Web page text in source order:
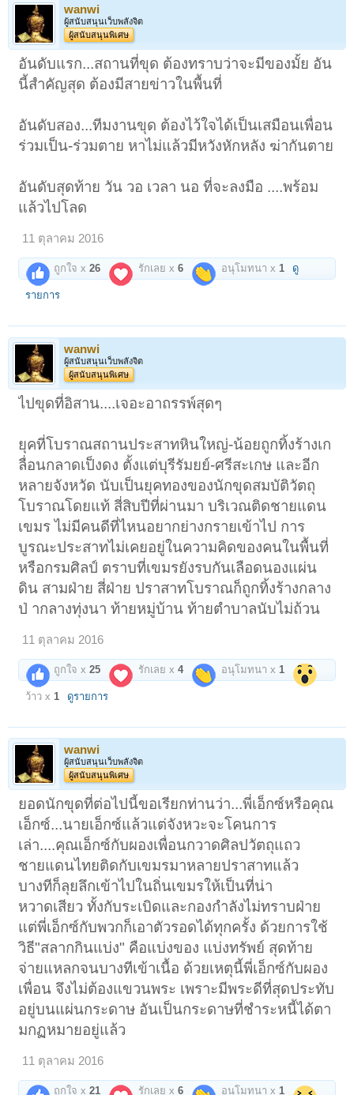
wanwi
ผู้สนับสนุนเว็บพลังจิต
ผู้สนับสนุนพิเศษ
อันดับแรก...สถานที่ขุด ต้องทราบว่าจะมีของมั้ย อัน
นี้สำคัญสุด ต้องมีสายข่าวในพื้นที่
อันดับสอง...ทีมงานขุด ต้องไว้ใจได้เป็นเสมือนเพื่อน
ร่วมเป็น-ร่วมตาย หาไม่แล้วมีหวังหักหลัง ฆ่ากันตาย
อันดับสุดท้าย วัน วอ เวลา นอ ที่จะลงมือ ....พร้อม
แล้วไปโลด
11 ตุลาคม 2016
ถูกใจ x26 รักเลย x6 อนุโมทนา x1 ดู
รายการ
wanwi
ผู้สนับสนุนเว็บพลังจิต
ผู้สนับสนุนพิเศษ
ไปขุดที่อิสาน....เจอะอาถรรพ์สุดๆ
ยุคที่โบราณสถานประสาทหินใหญ่-น้อยถูกทิ้งร้างเก
ลื่อนกลาดเป็งดง ตั้งแต่บุรีรัมยย์-ศรีสะเกษ และอีก
หลายจังหวัด นับเป็นยุคทองของนักขุดสมบัติวัตถุ
โบราณโดยแท้ สี่สิบปีที่ผ่านมา บริเวณติดชายแดน
เขมร ไม่มีคนดีที่ไหนอยากย่างกรายเข้าไป การ
บูรณะประสาทไม่เคยอยู่ในความคิดของคนในพื้นที่
หรือกรมศิลป์ ตราบที่เขมรยังรบกันเลือดนองแผ่น
ดิน สามฝ่าย สี่ฝ่าย ปราสาทโบราณก็ถูกทิ้งร้างกลาง
ป่ ากลางทุ่งนา ท้ายหมู่บ้าน ท้ายตำบาลนับไม่ถ้วน
11 ตุลาคม 2016
ถูกใจ x25 รักเลย x4 อนุโมทนา x 1
ว้าว x 1 ดูรายการ
wanwi
ผู้สนับสนุนเว็บพลังจิต
ผู้สนับสนุนพิเศษ
ยอดนักขุดที่ต่อไปนี้ขอเรียกท่านว่า...พี่เอ็กซ์หรือคุณ
เอ็กซ์...นายเอ็กซ์แล้วแต่จังหวะจะโคนการ
เล่า....คุณเอ็กซ์กับผองเพื่อนกวาดศิลปวัตถุแถว
ชายแดนไทยติดกับเขมรมาหลายปราสาทแล้ว
บางทีก็ลุยลึกเข้าไปในถิ่นเขมรให้เป็นที่น่า
หวาดเสียว ทั้งกับระเบิดและกองกำลังไม่ทราบฝ่าย
แต่พี่เอ็กซ์กับพวกก็เอาตัวรอดได้ทุกครั้ง ด้วยการใช้
วิธี"สลากกินแบ่ง" คือแบ่งของ แบ่งทรัพย์ สุดท้าย
จ่ายแหลกจนบางทีเข้าเนื้อ ด้วยเหตุนี้พี่เอ็กซ์กับผอง
เพื่อน จึงไม่ต้องแขวนพระ เพราะมีพระดีที่สุดประทับ
อยู่บนแผ่นกระดาษ อันเป็นกระดาษที่ชำระหนี้ได้ตา
มกฏหมายอยู่แล้ว
11 ตุลาคม 2016
ถูกใจ x21 รักเลย x6 อนุโมทนา x 1